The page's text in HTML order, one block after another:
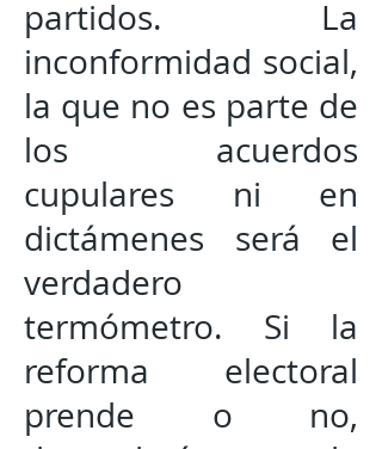
partidos. La
inconformidad social,
la que no es parte de
los acuerdos
cupulares ni en
dictámenes será el
verdadero
termómetro. Si la
reforma electoral
prende o no,